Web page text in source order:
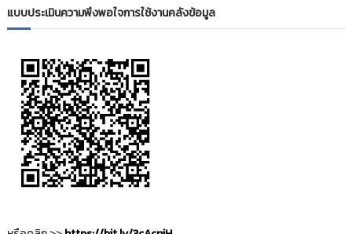
แบบประเมินความพึงพอใจการใช้งานคลังข้อมูล